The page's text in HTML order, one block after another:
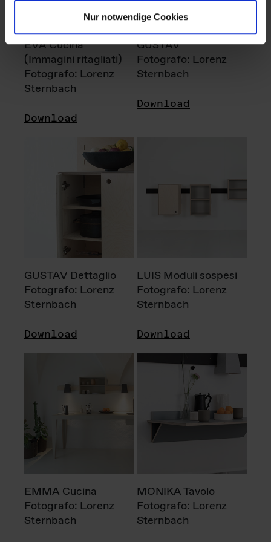
Nur notwendige Cookies
EVA Cucina
(Immagini ritagliati)
Fotografo: Lorenz
Sternbach
Download
GUSTAV
Fotografo: Lorenz
Sternbach
Download
GUSTAV Dettaglio
Fotografo: Lorenz
Sternbach
Download
LUIS Moduli sospesi
Fotografo: Lorenz
Sternbach
Download
EMMA Cucina
Fotografo: Lorenz
Sternbach
MONIKA Tavolo
Fotografo: Lorenz
Sternbach